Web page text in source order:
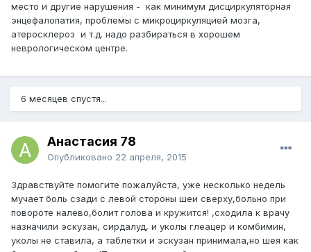
место и другие нарушения - как минимум дисциркуляторная
энцефалопатия, проблемы с микроциркуляцией мозга,
атеросклероз и т.д. надо разбираться в хорошем
неврологическом центре.
6 месяцев спустя...
Анастасия 78
Опубликовано 22 апреля, 2015
Здравствуйте помогите пожалуйста, уже несколько недель
мучает боль сзади с левой стороны шеи сверху,больно при
повороте налево,болит голова и кружится! ,сходила к врачу
назначили эскузан, сирдалуд, и уколы глеацер и комбимин,
уколы не ставила, а таблетки и эскузан принимала,но шея как